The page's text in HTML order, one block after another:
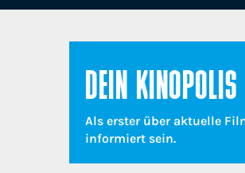
DEIN
Als erster über aktuelle
informiert sein.